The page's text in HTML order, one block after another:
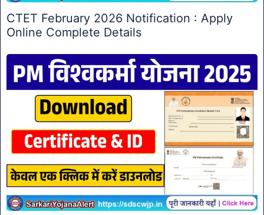
CTET February 2026 Notification : Apply
Online Complete Details